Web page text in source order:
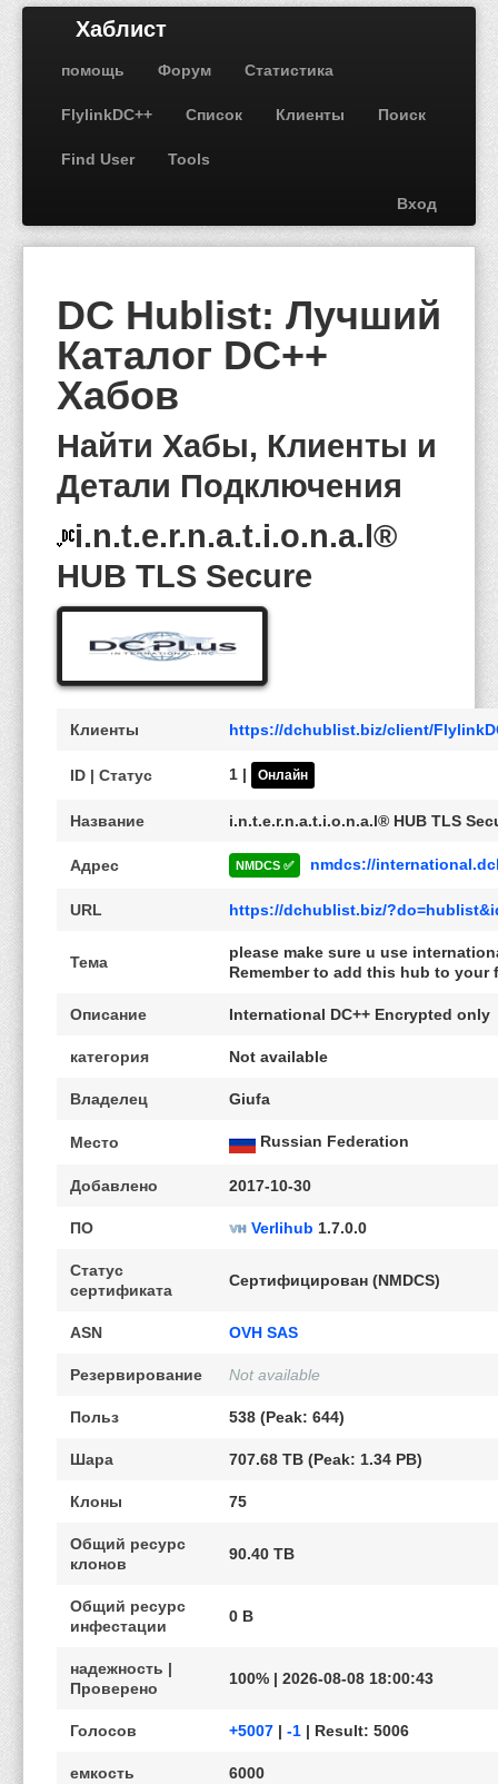
Хаблист
помощь Форум Статистика
FlylinkDC++ Список Клиенты Поиск
Find User Tools
Вход
DC Hublist: Лучший
Каталог DC++
Хабов
Найти Хабы, Клиенты и
Детали Подключения
i.n.t.e.r.n.a.t.i.o.n.a.l®
HUB TLS Secure
Клиенты https://dchublist.biz/client/
ID | Статус 1 | Онлайн
Название i.n.t.e.r.n.a.t.i.o.n.a.l® HUB TLS
Адрес NMDCS ✅ nmdcs://
URL https://dchublist.biz/
Тема
please make sure u use
Remember to add this hub to
Описание International DC++ Encrypted only
категория Not available
Владелец Giufa
Место Russian Federation
Добавлено 2017-10-30
ПО Verlihub 1.7.0.0
Статус
сертификата
Сертифицирован (NMDCS)
ASN OVH SAS
Резервирование Not available
Польз 538 (Peak: 644)
Шара 707.68 TB (Peak: 1.34 PB)
Клоны 75
Общий ресурс
клонов
90.40 TB
Общий ресурс
инфестации
0 B
надежность |
Проверено
100% | 2026-08-08 18:00:43
Голосов +5007 | -1 | Result: 5006
емкость 6000